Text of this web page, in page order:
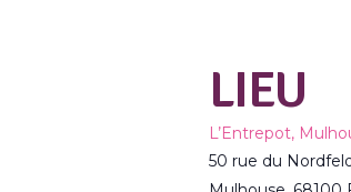
LIEU
L’Entrepot,
50 rue du